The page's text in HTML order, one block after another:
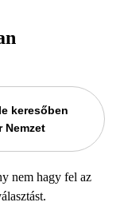
keresőben
Nemzet
nem hagy fel az